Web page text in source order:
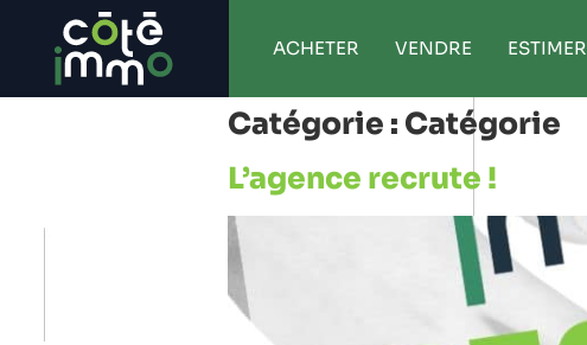
ACHETER VENDRE ESTIMER
Catégorie : Catégorie
L’agence recrute !